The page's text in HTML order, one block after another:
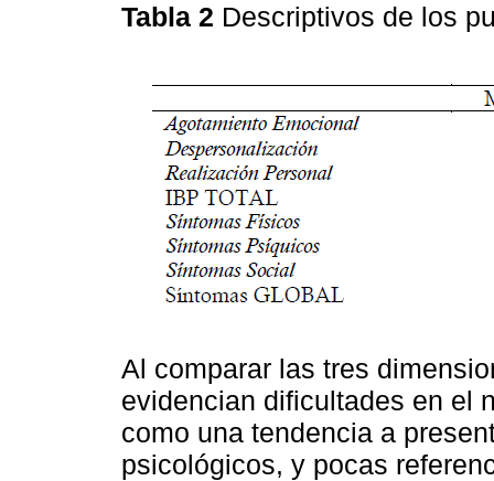
Tabla 2 Descriptivos de los
Al comparar las tres
evidencian dificultades en el
como una tendencia a
psicológicos, y pocas